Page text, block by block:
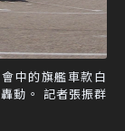
中的旗艦車款白
動。 記者張振群